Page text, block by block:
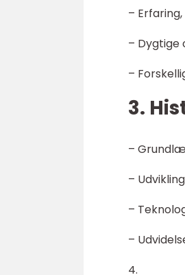
–
– Dygtige
–
3.
–
–
–
–
4.